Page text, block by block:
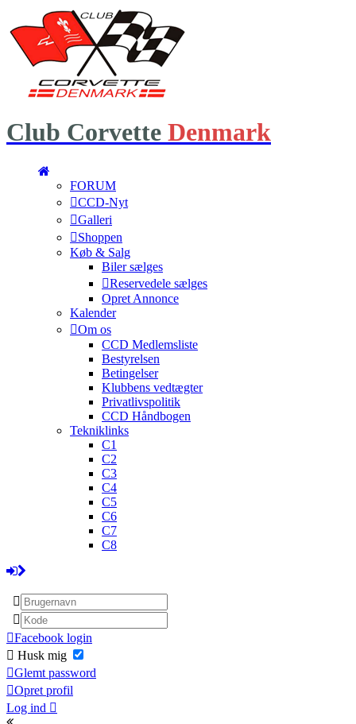
Club Corvette Denmark
FORUM
CCD-Nyt
Galleri
Shoppen
Køb & Salg
Biler sælges
Reservedele sælges
Opret Annonce
Kalender
Om os
CCD Medlemsliste
Bestyrelsen
Betingelser
Klubbens vedtægter
Privatlivspolitik
CCD Håndbogen
Tekniklinks
C1
C2
C3
C4
C5
C6
C7
C8
Facebook login
Husk mig
Glemt password
Opret profil
Log ind